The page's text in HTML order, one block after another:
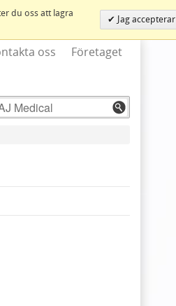
du oss att lagra
Jag accepterar
oss Företaget